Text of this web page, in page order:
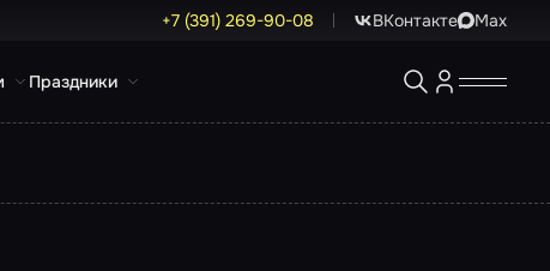
+7 (391) 269-90-08 ВКонтакте Max
Праздники